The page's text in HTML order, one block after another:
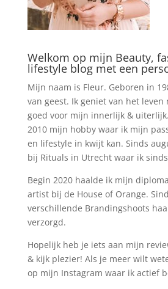
Welkom op mijn Beauty,
lifestyle blog met een
Mijn naam is Fleur. Geboren in
van geest. Ik geniet van het leven
goed voor mijn innerlijk &
2010 mijn hobby waar ik mijn
en lifestyle in kwijt kan. Sinds
bij Rituals in Utrecht waar ik
Begin 2020 haalde ik mijn
artist bij de House of Orange.
verschillende Brandingshoots
verzorgd.
Hopelijk heb je iets aan mijn
& kijk plezier! Als je meer wilt
op mijn Instagram waar ik actief